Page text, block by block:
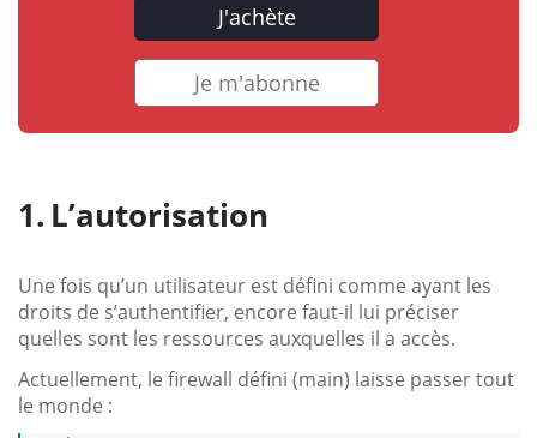
J'achète
Je m'abonne
L’autorisation
Une fois qu’un utilisateur est défini comme ayant les
droits de s’authentifier, encore faut-il lui préciser
quelles sont les ressources auxquelles il a accès.
Actuellement, le firewall défini (main) laisse passer tout
le monde :